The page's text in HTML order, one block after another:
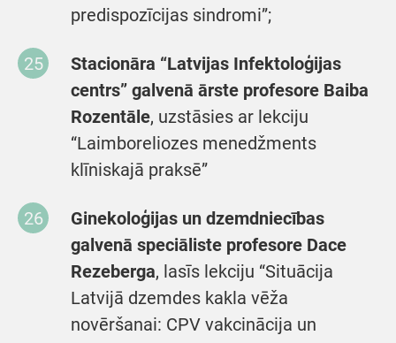
predispozīcijas sindromi”;
Stacionāra “Latvijas Infektoloģijas
centrs” galvenā ārste profesore Baiba
Rozentāle, uzstāsies ar lekciju
“Laimboreliozes menedžments
klīniskajā praksē”
Ginekoloģijas un dzemdniecības
galvenā speciāliste profesore Dace
Rezeberga, lasīs lekciju “Situācija
Latvijā dzemdes kakla vēža
novēršanai: CPV vakcinācija un